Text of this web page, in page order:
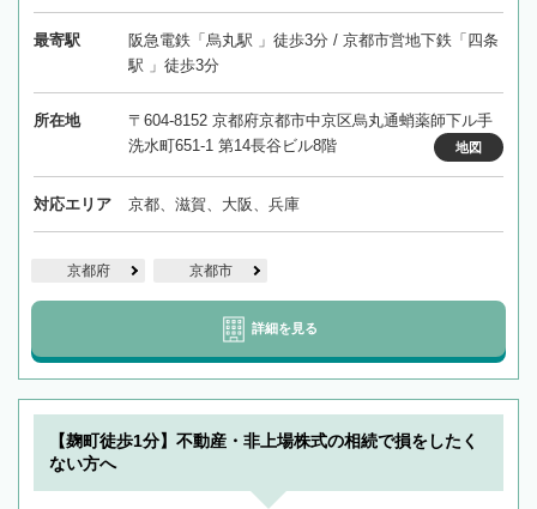
最寄駅
阪急電鉄「烏丸駅 」徒歩3分 / 京都市営地下鉄「四条
駅 」徒歩3分
所在地
〒604-8152 京都府京都市中京区烏丸通蛸薬師下ル手
洗水町651-1 第14長谷ビル8階
地図
対応エリア 京都、滋賀、大阪、兵庫
京都府 京都市
詳細を見る
【麹町徒歩1分】不動産・非上場株式の相続で損をしたく
ない方へ